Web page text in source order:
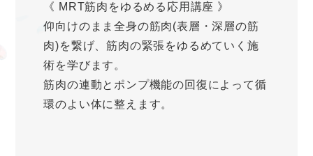
《 MRT筋肉をゆるめる応用講座 》
仰向けのまま全身の筋肉(表層・深層の筋
肉)を繋げ、筋肉の緊張をゆるめていく施
術を学びます。
筋肉の連動とポンプ機能の回復によって循
環のよい体に整えます。